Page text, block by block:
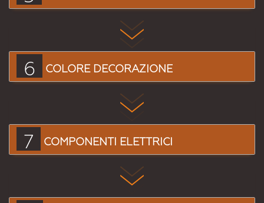
6 COLORE DECORAZIONE
7 COMPONENTI ELETTRICI